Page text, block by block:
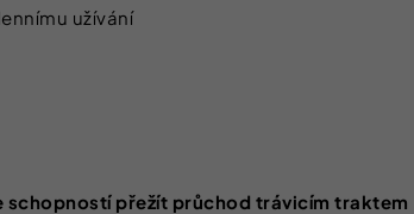
užívání
schopností přežít průchod trávicím traktem